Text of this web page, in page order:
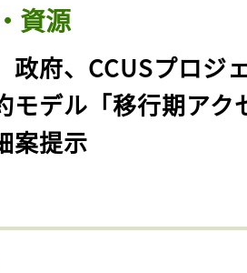
資源
政府、CCUSプロジ
モデル「移行期アク
案提示